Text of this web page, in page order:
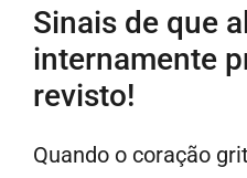
Sinais de que
internamente
revisto!
Quando o coração